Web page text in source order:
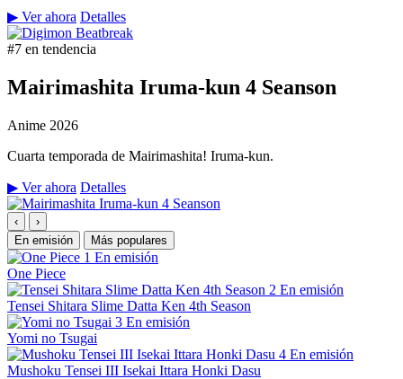
▶ Ver ahora Detalles
#7 en tendencia
Mairimashita Iruma-kun 4 Seanson
Anime 2026
Cuarta temporada de Mairimashita! Iruma-kun.
▶ Ver ahora Detalles
‹
›
En emisión
Más populares
1 En emisión
One Piece
2 En emisión
Tensei Shitara Slime Datta Ken 4th Season
3 En emisión
Yomi no Tsugai
4 En emisión
Mushoku Tensei III Isekai Ittara Honki Dasu